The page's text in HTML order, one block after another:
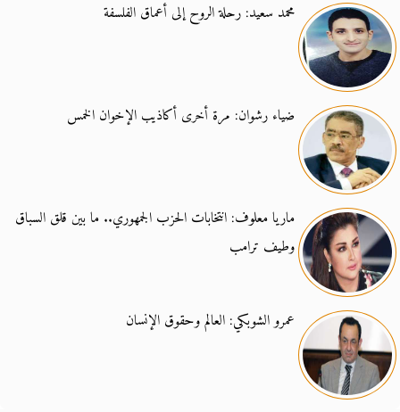
محمد سعيد: رحلة الروح إلى أعماق الفلسفة
ضياء رشوان: مرة أخرى أكاذيب الإخوان الخمس
ماريا معلوف: انتخابات الحزب الجمهوري.. ما بين قلق السباق
وطيف ترامب
عمرو الشوبكي: العالم وحقوق الإنسان